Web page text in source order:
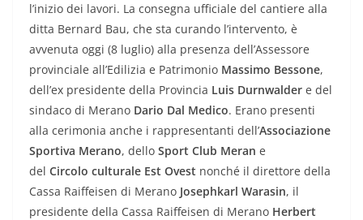
l’inizio dei lavori. La consegna ufficiale del cantiere alla
ditta Bernard Bau, che sta curando l’intervento, è
avvenuta oggi (8 luglio) alla presenza dell’Assessore
provinciale all’Edilizia e Patrimonio Massimo Bessone,
dell’ex presidente della Provincia Luis Durnwalder e del
sindaco di Merano Dario Dal Medico. Erano presenti
alla cerimonia anche i rappresentanti dell’Associazione
Sportiva Merano, dello Sport Club Meran e
del Circolo culturale Est Ovest nonché il direttore della
Cassa Raiffeisen di Merano Josephkarl Warasin, il
presidente della Cassa Raiffeisen di Merano Herbert